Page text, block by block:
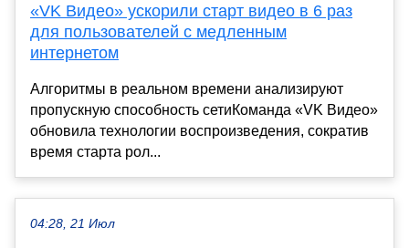
«VK Видео» ускорили старт видео в 6 раз
для пользователей с медленным
интернетом
Алгоритмы в реальном времени анализируют
пропускную способность сетиКоманда «VK Видео»
обновила технологии воспроизведения, сократив
время старта рол...
04:28, 21 Июл